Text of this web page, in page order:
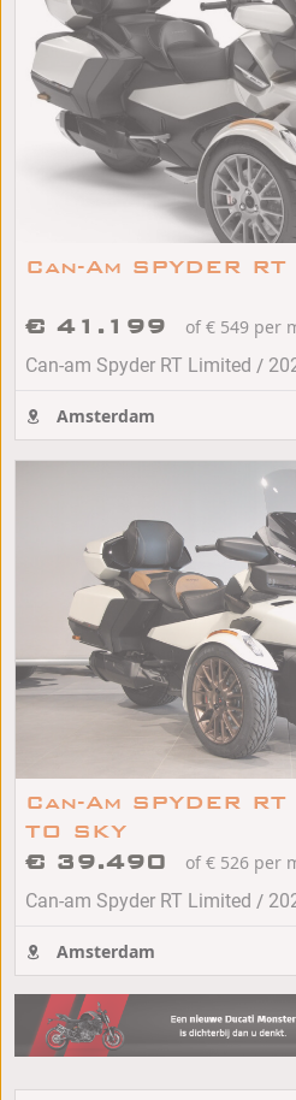
Can-Am SPYDER
€ 41.199
of € 549 per
Can-am Spyder RT Limited /
Amsterdam
Can-Am SPYDER
TO SKY
€ 39.490
of € 526 per
Can-am Spyder RT Limited /
Amsterdam